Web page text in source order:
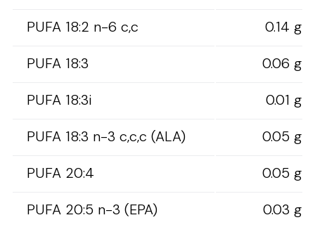
PUFA 18:2 n-6 c,c
0.14 g
PUFA 18:3
0.06 g
PUFA 18:3i
0.01 g
PUFA 18:3 n-3 c,c,c (ALA)
0.05 g
PUFA 20:4
0.05 g
PUFA 20:5 n-3 (EPA)
0.03 g